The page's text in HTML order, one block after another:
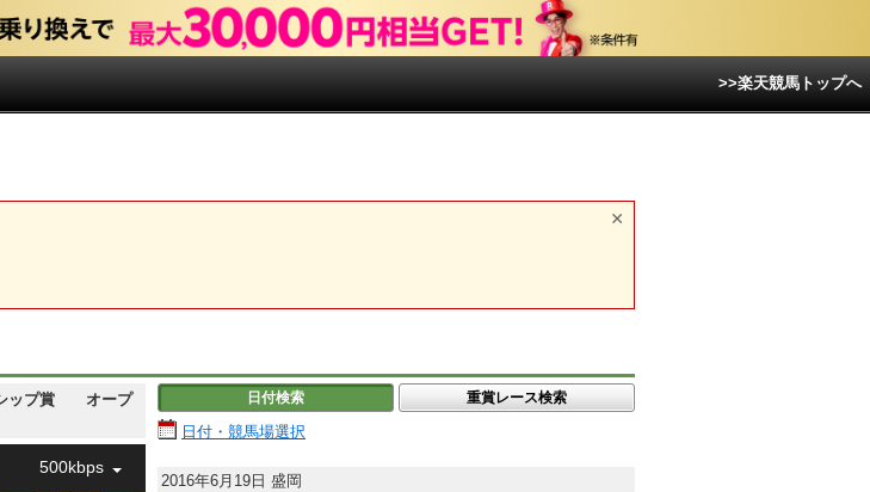
>>楽天競馬トップへ
シップ賞 オープ
500kbps
日付検索 重賞レース検索
日付・競馬場選択
2016年6月19日 盛岡